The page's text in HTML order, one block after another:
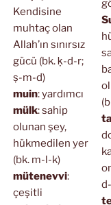
Kendisine
muhtaç olan
Allah’ın sınırsız
gücü (bk. ḳ-d-r;
ṣ-m-d)
muin: yardımcı
mülk: sahip
olunan şey,
hükmedilen yer
(bk. m-l-k)
mütenevvi:
çeşitli